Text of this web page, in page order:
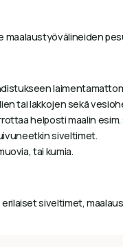
tai lakkojen sekä
helposti maalin
siveltimet.
tai kumia.
siveltimet,